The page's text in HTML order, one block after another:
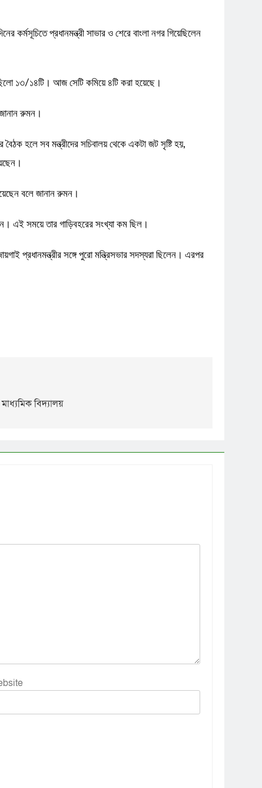
কর্মসূচিতে প্রধানমন্ত্রী সাভার ও শেরে বাংলা নগর গিয়েছিলেন
ছিলো ১৩/১৪টি। আজ সেটি কমিয়ে ৪টি করা হয়েছে।
জানান রুমন।
বৈঠক হলে সব মন্ত্রীদের সচিবালয় থেকে একটা জট সৃষ্টি হয়,
বলে জানান রুমন।
এই সময়ে তার গাড়িবহরের সংখ্যা কম ছিল।
প্রধানমন্ত্রীর সঙ্গে পুরো মন্ত্রিসভার সদস্যরা ছিলেন। এরপর
বিদ্যালয়